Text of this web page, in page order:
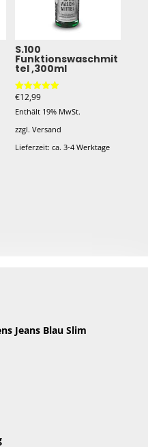
S.100
Funktionswaschmit
tel ,300ml
Bewertet mit
von 5
€12,99
Enthält 19% MwSt.
zzgl. Versand
Lieferzeit: ca. 3-4 Werktage
Jeans Blau Slim